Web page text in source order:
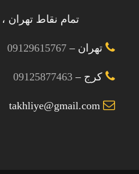
تمام نقاط تهران
تهران – 09129615767
کرج – 09125877463